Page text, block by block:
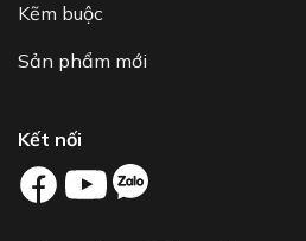
Kẽm buộc
Sản phẩm mới
Kết nối